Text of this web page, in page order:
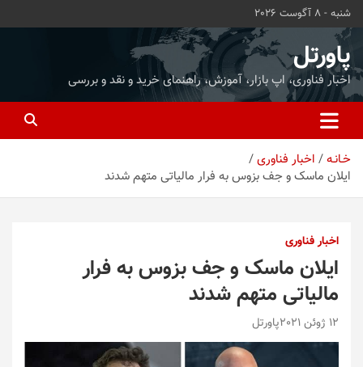
محتوا
بروید
شنبه - 8 آگوست 2026
پاورتل
اخبار فناوری، اپ بازار، آموزش، راهنمای خرید و نقد و بررسی
خـانـه
اخبار فناوری
ایلان ماسک و جف بزوس به فرار مالیاتی متهم شدند
اخبار فناوری
ایلان ماسک و جف بزوس به فرار
مالیاتی متهم شدند
12 ژوئن 2021 پاورتل